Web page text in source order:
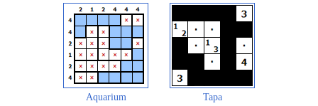
Aquarium Tapa